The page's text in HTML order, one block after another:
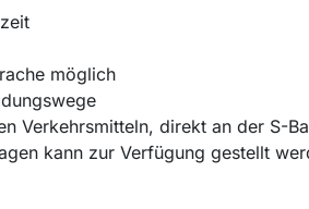
möglich
Verkehrsmitteln, direkt an der S-
kann zur Verfügung gestellt